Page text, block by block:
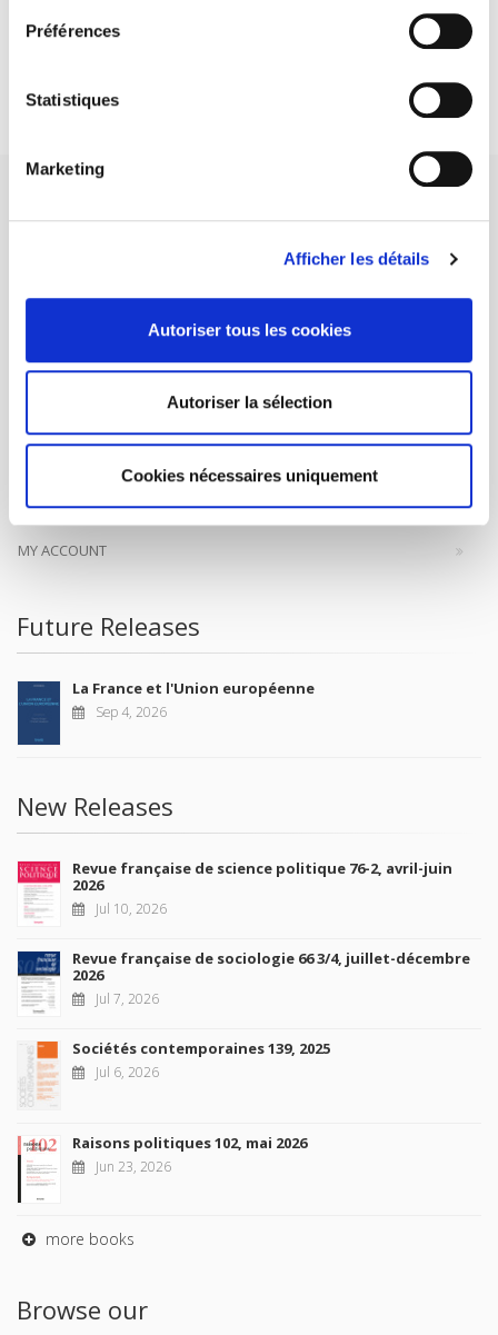
Préférences
Statistiques
Marketing
Afficher les détails
Autoriser tous les cookies
Autoriser la sélection
Cookies nécessaires uniquement
DISCOVER OUR JOURNALS
help public and political debate.continue
FOREIGN RIGHTS
FOR BOOKSHOPS
CONDITIONS OF SALE
MY ACCOUNT
Future Releases
La France et l'Union européenne
Sep 4, 2026
New Releases
Revue française de science politique 76-2, avril-juin
2026
Jul 10, 2026
Revue française de sociologie 66 3/4, juillet-décembre
2026
Jul 7, 2026
Sociétés contemporaines 139, 2025
Jul 6, 2026
Raisons politiques 102, mai 2026
Jun 23, 2026
more books
Browse our